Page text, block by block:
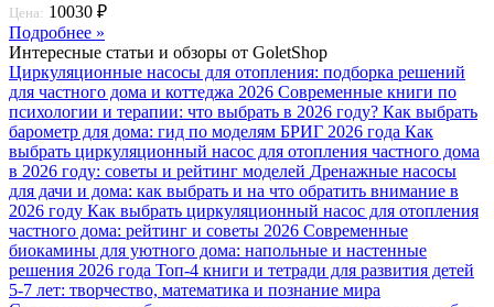
Цена: 10030 ₽
Подробнее »
Интересные статьи и обзоры от GoletShop
Циркуляционные насосы для отопления: подборка решений
для частного дома и коттеджа 2026 Современные книги по
психологии и терапии: что выбрать в 2026 году? Как выбрать
барометр для дома: гид по моделям БРИГ 2026 года Как
выбрать циркуляционный насос для отопления частного дома
в 2026 году: советы и рейтинг моделей Дренажные насосы
для дачи и дома: как выбрать и на что обратить внимание в
2026 году Как выбрать циркуляционный насос для отопления
частного дома: рейтинг и советы 2026 Современные
биокамины для уютного дома: напольные и настенные
решения 2026 года Топ-4 книги и тетради для развития детей
5-7 лет: творчество, математика и познание мира